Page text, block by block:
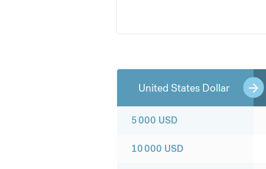
United States Dollar
5 000 USD
10 000 USD